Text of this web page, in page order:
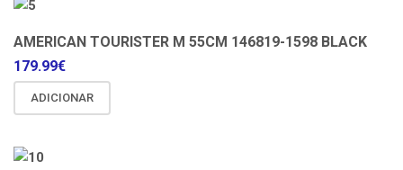
AMERICAN TOURISTER M 55CM 146819-1598 BLACK
179.99€
ADICIONAR